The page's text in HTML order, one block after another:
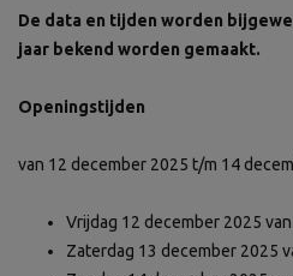
De data en tijden worden
jaar bekend worden gemaakt.
Openingstijden
van 12 december 2025 t/m 14
Vrijdag 12 december 2025 van
Zaterdag 13 december 2025